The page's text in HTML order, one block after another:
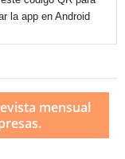
la app en Android
mensual